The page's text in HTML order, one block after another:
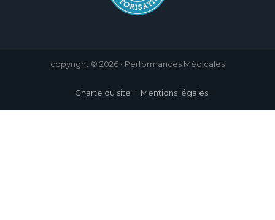
copyright © 2026 • Performances Médicales
Charte du site Mentions légales